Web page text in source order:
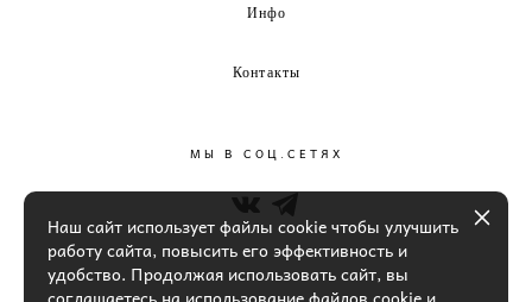
Инфо
Контакты
МЫ В СОЦ.СЕТЯХ
Наш сайт использует файлы cookie чтобы улучшить
работу сайта, повысить его эффективность и
удобство. Продолжая использовать сайт, вы